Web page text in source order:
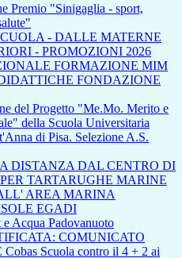
Premio "Sinigaglia - sport,
- DALLE MATERNE
- PROMOZIONI 2026
FORMAZIONE MIM
FONDAZIONE
del Progetto "Me.Mo. Merito e
della Scuola Universitaria
di Pisa. Selezione A.S.
DISTANZA DAL CENTRO DI
TARTARUGHE MARINE
AREA MARINA
EGADI
e Acqua Padovanuoto
COMUNICATO
Scuola contro il 4 + 2 ai